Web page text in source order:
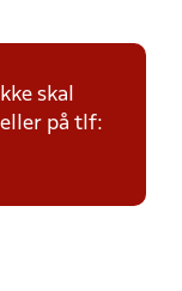
skal
eller på tlf: